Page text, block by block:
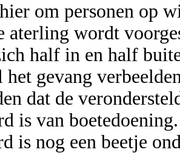
om personen op
aterling wordt
half in en half
het gevang
dat de
is van
is nog een beetje